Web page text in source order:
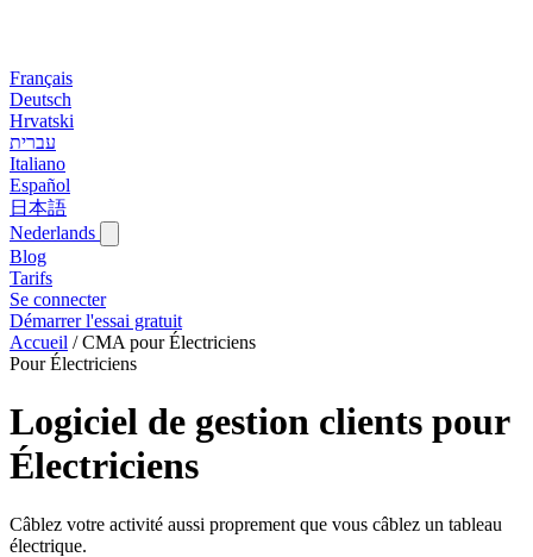
Français
Deutsch
Hrvatski
עברית
Italiano
Español
日本語
Nederlands
Blog‎
Tarifs
Se connecter
Démarrer l'essai gratuit
Accueil / CMA pour Électriciens
Pour Électriciens
Logiciel de gestion clients pour
Électriciens
Câblez votre activité aussi proprement que vous câblez un tableau
électrique.